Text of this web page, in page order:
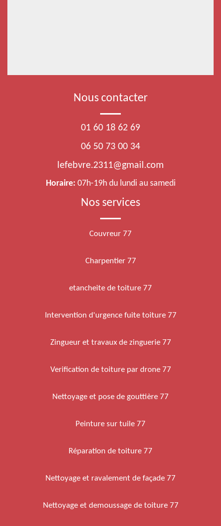
Nous contacter
01 60 18 62 69
06 50 73 00 34
lefebvre.2311@gmail.com
Horaire: 07h-19h du lundi au samedi
Nos services
Couvreur 77
Charpentier 77
etancheite de toiture 77
Intervention d'urgence fuite toiture 77
Zingueur et travaux de zinguerie 77
Verification de toiture par drone 77
Nettoyage et pose de gouttière 77
Peinture sur tuile 77
Réparation de toiture 77
Nettoyage et ravalement de façade 77
Nettoyage et demoussage de toiture 77